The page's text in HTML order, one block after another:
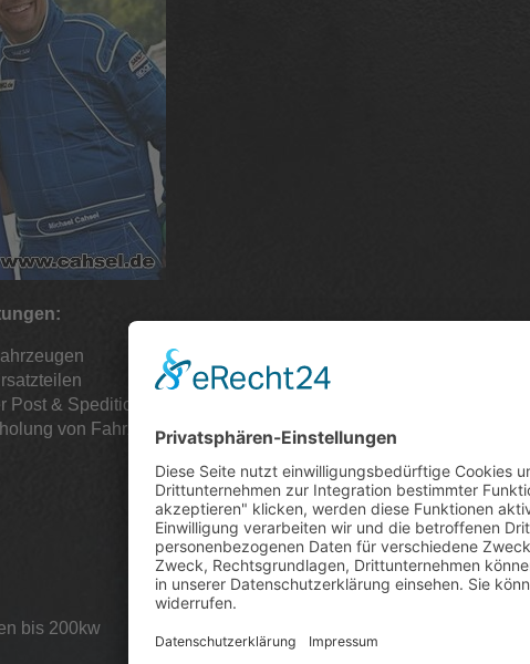
Post & Spedition
von Fahrzeugen & Rohkarossen
bis 200kw